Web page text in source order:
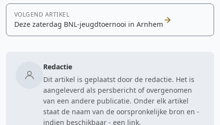
VOLGEND ARTIKEL
Deze zaterdag BNL-jeugdtoernooi in Arnhem
Redactie
Dit artikel is geplaatst door de redactie. Het is
aangeleverd als persbericht of overgenomen
van een andere publicatie. Onder elk artikel
staat de naam van de oorspronkelijke bron en -
indien beschikbaar - een link.